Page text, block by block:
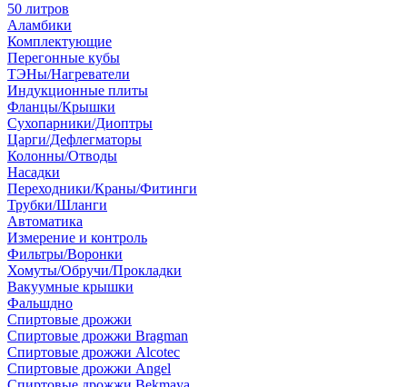
50 литров
Аламбики
Комплектующие
Перегонные кубы
ТЭНы/Нагреватели
Индукционные плиты
Фланцы/Крышки
Сухопарники/Диоптры
Царги/Дефлегматоры
Колонны/Отводы
Насадки
Переходники/Краны/Фитинги
Трубки/Шланги
Автоматика
Измерение и контроль
Фильтры/Воронки
Хомуты/Обручи/Прокладки
Вакуумные крышки
Фальшдно
Спиртовые дрожжи
Спиртовые дрожжи Bragman
Спиртовые дрожжи Alcotec
Спиртовые дрожжи Angel